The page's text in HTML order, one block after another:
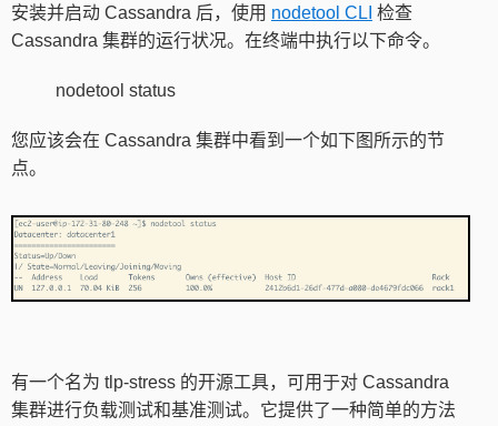
安装并启动 Cassandra 后，使用 nodetool CLI 检查
Cassandra 集群的运行状况。在终端中执行以下命令。
nodetool status
您应该会在 Cassandra 集群中看到一个如下图所示的节
点。
有一个名为 tlp-stress 的开源工具，可用于对 Cassandra
集群进行负载测试和基准测试。它提供了一种简单的方法